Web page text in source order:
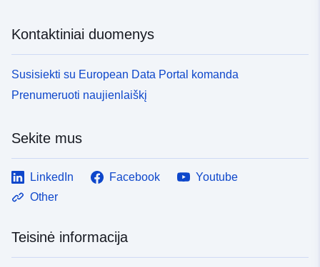
Kontaktiniai duomenys
Susisiekti su European Data Portal komanda
Prenumeruoti naujienlaiškį
Sekite mus
LinkedIn Facebook
Youtube
Other
Teisinė informacija